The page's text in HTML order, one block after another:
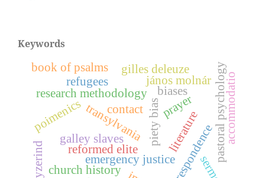
Keywords
emergency justice
galley slaves
transylvania
reformed elite correspondence
research methodology biases
piety bias
poimenics pastoral psychology
church history
jános molnár
literature
contact accommodatio
gilles deleuze
refugees
book of psalms
prayer